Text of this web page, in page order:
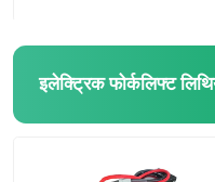
इलेक्ट्रिक फोर्कलिफ्ट